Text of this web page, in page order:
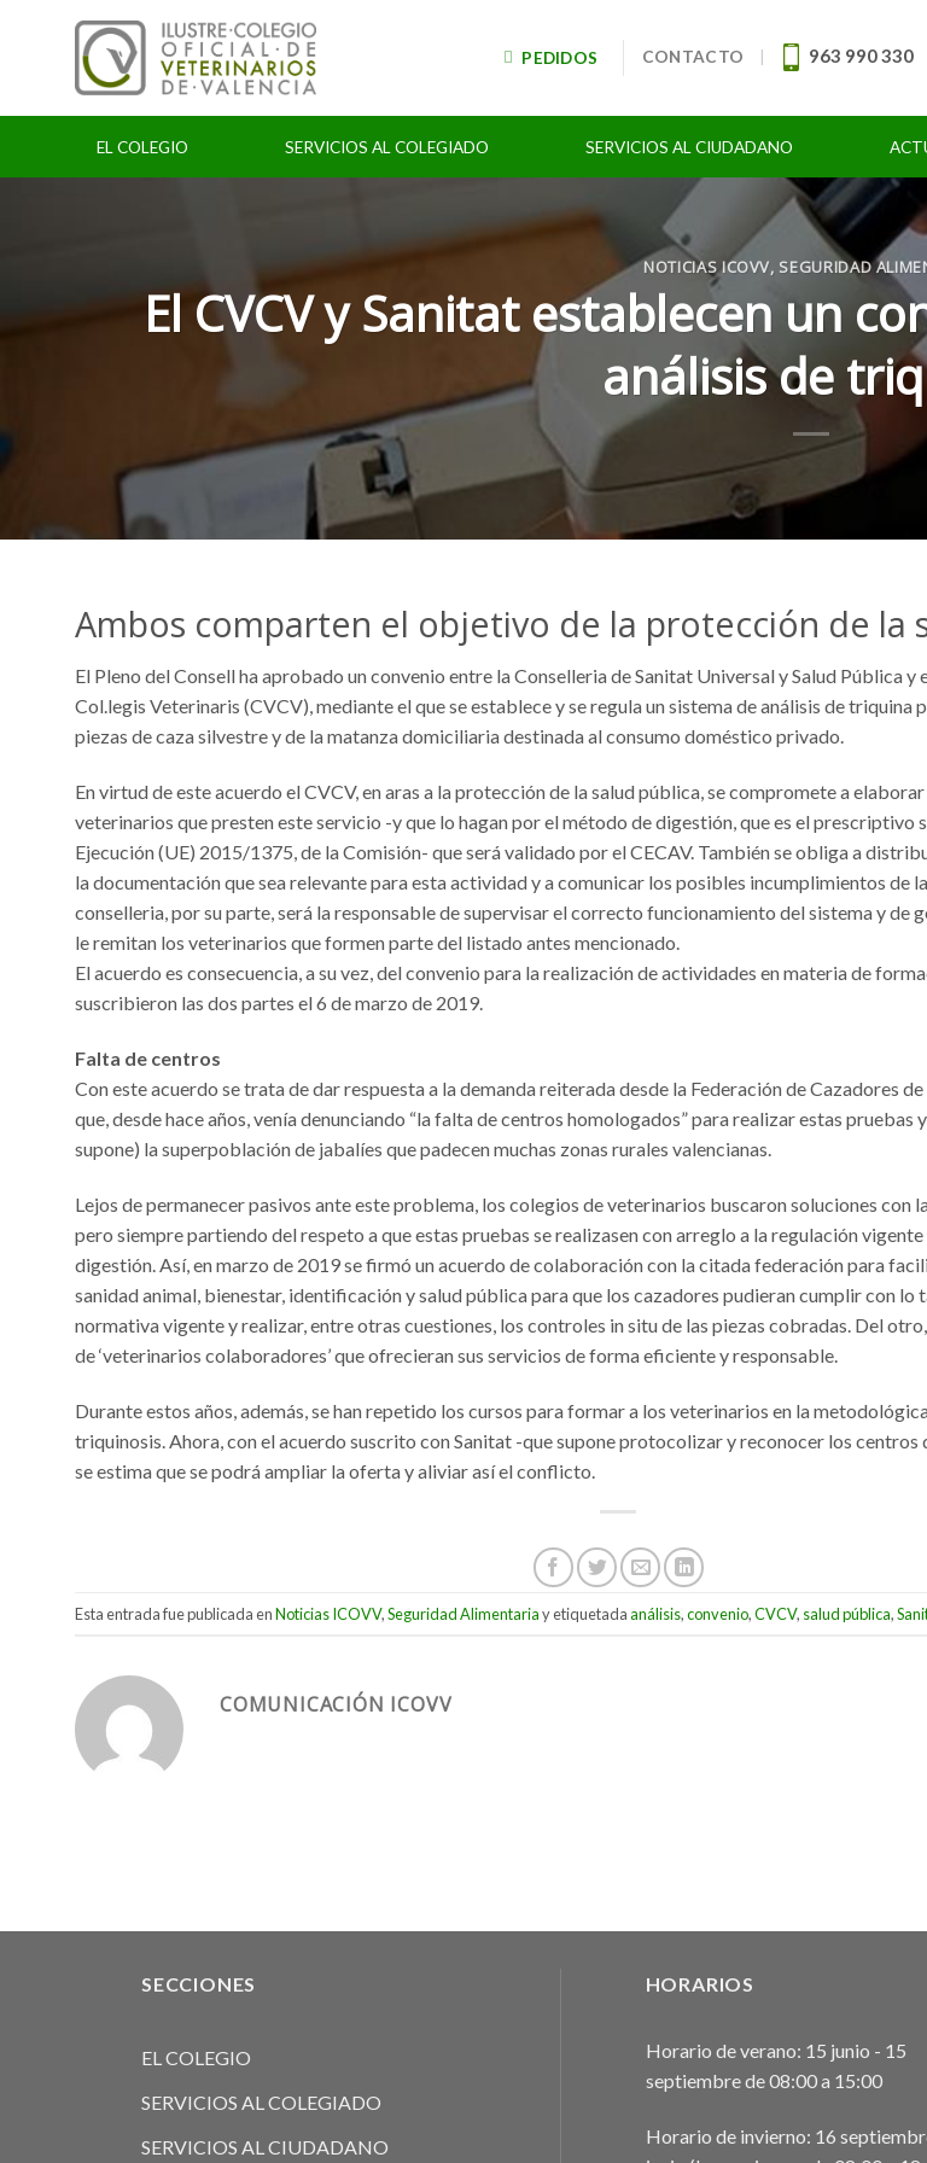
PEDIDOS CONTACTO | 963 990 330
EL COLEGIO SERVICIOS AL COLEGIADO SERVICIOS AL CIUDADANO
NOTICIAS ICOVV, SEGURIDAD
El CVCV y Sanitat establecen un
análisis de
Ambos comparten el objetivo de la protección de la
El Pleno del Consell ha aprobado un convenio entre la Conselleria de Sanitat Universal y Salud Pública y
Col.legis Veterinaris (CVCV), mediante el que se establece y se regula un sistema de análisis de triquina
piezas de caza silvestre y de la matanza domiciliaria destinada al consumo doméstico privado.
En virtud de este acuerdo el CVCV, en aras a la protección de la salud pública, se compromete a
veterinarios que presten este servicio -y que lo hagan por el método de digestión, que es el prescriptivo
Ejecución (UE) 2015/1375, de la Comisión- que será validado por el CECAV. También se obliga a
la documentación que sea relevante para esta actividad y a comunicar los posibles incumplimientos de
conselleria, por su parte, será la responsable de supervisar el correcto funcionamiento del sistema y de
le remitan los veterinarios que formen parte del listado antes mencionado.
El acuerdo es consecuencia, a su vez, del convenio para la realización de actividades en materia de
suscribieron las dos partes el 6 de marzo de 2019.
Falta de centros
Con este acuerdo se trata de dar respuesta a la demanda reiterada desde la Federación de Cazadores
que, desde hace años, venía denunciando “la falta de centros homologados” para realizar estas pruebas
supone) la superpoblación de jabalíes que padecen muchas zonas rurales valencianas.
Lejos de permanecer pasivos ante este problema, los colegios de veterinarios buscaron soluciones con
pero siempre partiendo del respeto a que estas pruebas se realizasen con arreglo a la regulación
digestión. Así, en marzo de 2019 se firmó un acuerdo de colaboración con la citada federación para
sanidad animal, bienestar, identificación y salud pública para que los cazadores pudieran cumplir con lo
normativa vigente y realizar, entre otras cuestiones, los controles in situ de las piezas cobradas. Del
de ‘veterinarios colaboradores’ que ofrecieran sus servicios de forma eficiente y responsable.
Durante estos años, además, se han repetido los cursos para formar a los veterinarios en la
triquinosis. Ahora, con el acuerdo suscrito con Sanitat -que supone protocolizar y reconocer los centros
se estima que se podrá ampliar la oferta y aliviar así el conflicto.
Esta entrada fue publicada enNoticias ICOVV,Seguridad Alimentariay etiquetadaanálisis,convenio,CVCV, salud pública,
COMUNICACIÓN ICOVV
SECCIONES
EL COLEGIO
SERVICIOS AL COLEGIADO
SERVICIOS AL CIUDADANO
HORARIOS
Horario de verano: 15 junio - 15
septiembre de 08:00 a 15:00
Horario de invierno: 16